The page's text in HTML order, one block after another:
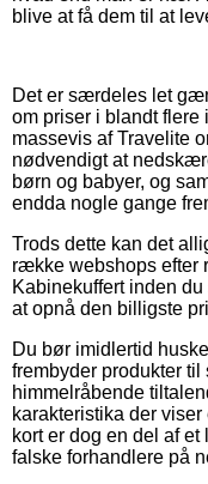
blive at få dem til at
Det er særdeles let
om priser i blandt flere
massevis af Travelite
nødvendigt at
børn og babyer, og
endda nogle gange
Trods dette kan det
række webshops efter
Kabinekuffert inden
at opnå den billigste
Du bør imidlertid
frembyder produkter
himmelråbende
karakteristika der
kort er dog en del af
falske forhandlere på